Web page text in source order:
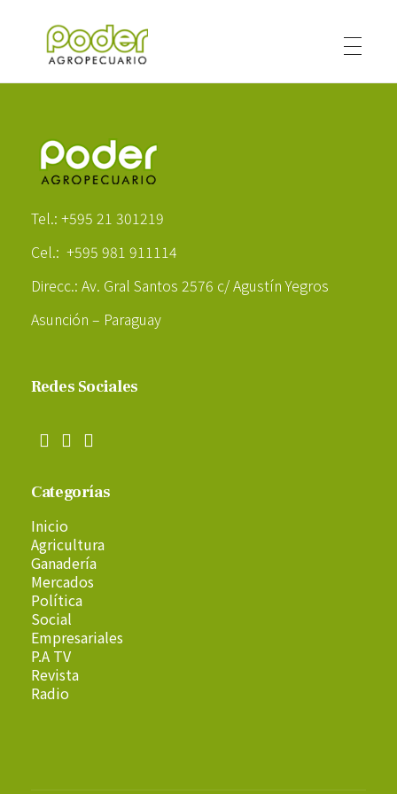
Tel.: +595 21 301219
Cel.: +595 981 911114
Direcc.: Av. Gral Santos 2576 c/ Agustín Yegros
Asunción – Paraguay
Redes Sociales
Categorías
Inicio
Agricultura
Ganadería
Mercados
Política
Social
Empresariales
P.A TV
Revista
Radio